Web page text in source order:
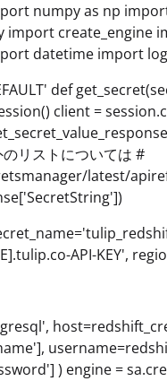
numpy as np
create_engine
datetime import
def
client =
リストについては #
latest/
API-KEY',
) engine =